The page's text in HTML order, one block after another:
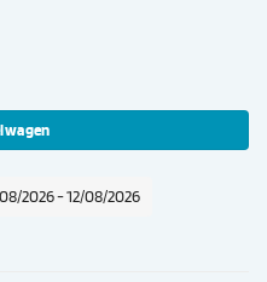
2026 - 12/08/2026